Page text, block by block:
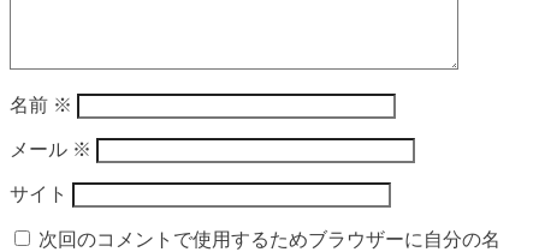
名前 ※
メール ※
サイト
次回のコメントで使用するためブラウザーに自分の名